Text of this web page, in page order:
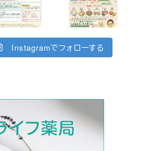
Instagramでフォローする